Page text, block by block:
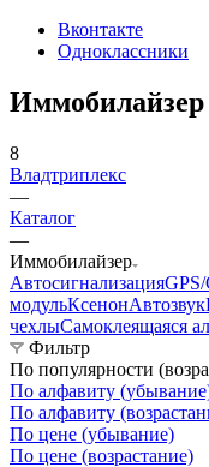
Вконтакте
Одноклассники
Иммобилайзер
8
Владтриплекс
—
Каталог
—
Иммобилайзер
Автосигнализация
модульКсенонАвтозвук
чехлыСамоклеящаяся
Фильтр
По популярности
По алфавиту
По алфавиту
По цене (убывание)
По цене (возрастание)